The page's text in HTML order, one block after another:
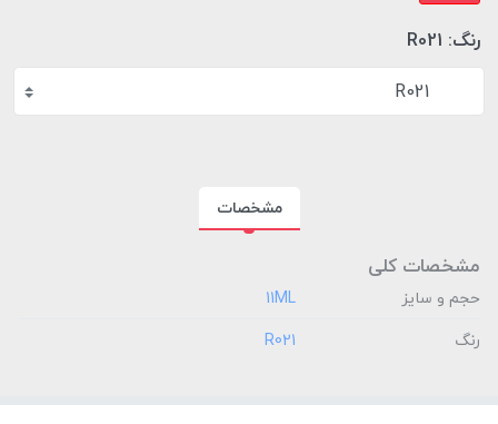
رنگ: R021
R021
مشخصات
مشخصات کلی
حجم و سایز
‎11ML
رنگ
‎R021